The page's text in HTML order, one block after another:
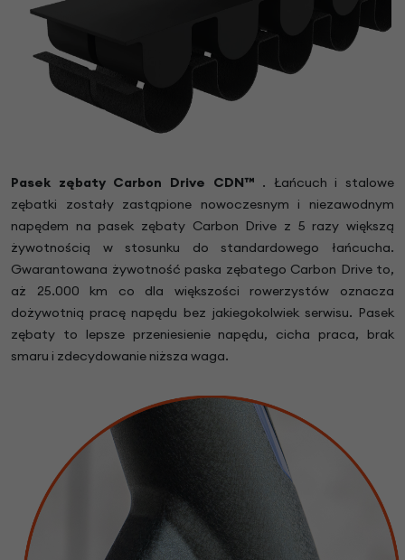
Pasek zębaty Carbon Drive CDN™ . Łańcuch i stalowe
zębatki zostały zastąpione nowoczesnym i niezawodnym
napędem na pasek zębaty Carbon Drive z 5 razy większą
żywotnością w stosunku do standardowego łańcucha.
Gwarantowana żywotność paska zębatego Carbon Drive to,
aż 25.000 km co dla większości rowerzystów oznacza
dożywotnią pracę napędu bez jakiegokolwiek serwisu. Pasek
zębaty to lepsze przeniesienie napędu, cicha praca, brak
smaru i zdecydowanie niższa waga.